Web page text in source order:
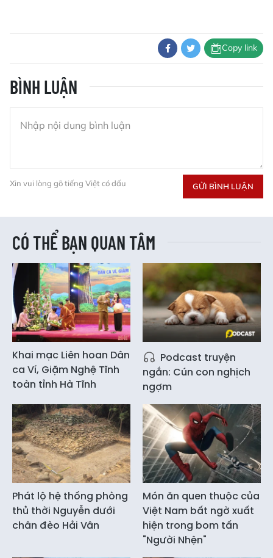
Copy link
BÌNH LUẬN
Xin vui lòng gõ tiếng Việt có dấu GỬI BÌNH LUẬN
CÓ THỂ BẠN QUAN TÂM
Khai mạc Liên hoan Dân
ca Ví, Giặm Nghệ Tĩnh
toàn tỉnh Hà Tĩnh
Podcast truyện
ngắn: Cún con nghịch
ngợm
Phát lộ hệ thống phòng
thủ thời Nguyễn dưới
chân đèo Hải Vân
Món ăn quen thuộc của
Việt Nam bất ngờ xuất
hiện trong bom tấn
"Người Nhện"